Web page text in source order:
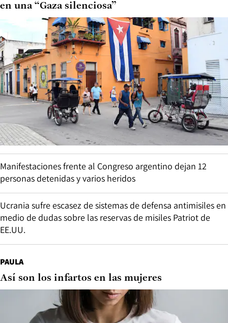
en una “Gaza silenciosa”
Manifestaciones frente al Congreso argentino dejan 12
personas detenidas y varios heridos
Ucrania sufre escasez de sistemas de defensa antimisiles en
medio de dudas sobre las reservas de misiles Patriot de
EE.UU.
PAULA
Así son los infartos en las mujeres